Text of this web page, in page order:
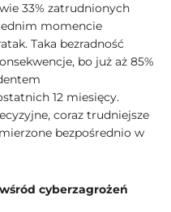
33% zatrudnionych
momencie
Taka bezradność
bo już aż 85%
12 miesięcy.
coraz trudniejsze
bezpośrednio w
cyberzagrożeń